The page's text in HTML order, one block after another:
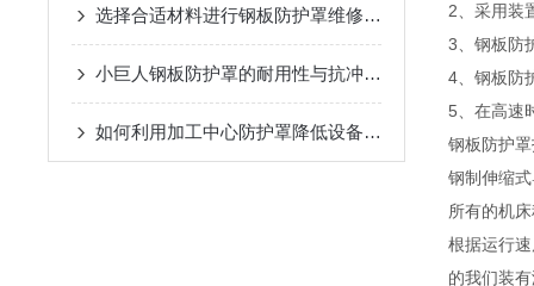
选择合适材料进行钢板防护罩维修与更换
小巨人钢板防护罩的耐用性与抗冲击性能分析
如何利用加工中心防护罩降低设备损耗？
2、采用装
3、钢板防
4、钢板防
5、在高速
钢板防护
钢制伸缩
所有的机
根据运行
的我们装